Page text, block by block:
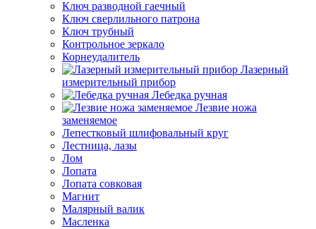
Ключ разводной гаечный
Ключ сверлильного патрона
Ключ трубный
Контрольное зеркало
Корнеудалитель
Лазерный
измерительный прибор
Лебедка ручная
Лезвие ножа
заменяемое
Лепестковый шлифовальный круг
Лестница, лазы
Лом
Лопата
Лопата совковая
Магнит
Малярный валик
Масленка